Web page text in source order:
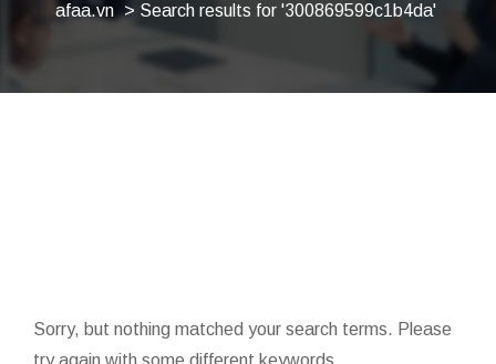
afaa.vn > Search results for '300869599c1b4da'
Sorry, but nothing matched your search terms. Please